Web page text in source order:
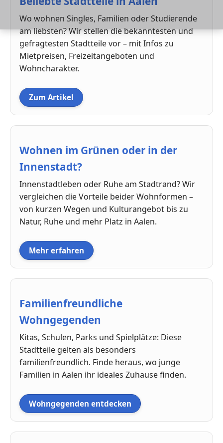
Wo wohnen Singles, Familien oder Studierende
am liebsten? Wir stellen die bekanntesten und
gefragtesten Stadtteile vor – mit Infos zu
Mietpreisen, Freizeitangeboten und
Wohncharakter.
Zum Artikel
Wohnen im Grünen oder in der
Innenstadt?
Innenstadtleben oder Ruhe am Stadtrand? Wir
vergleichen die Vorteile beider Wohnformen –
von kurzen Wegen und Kulturangebot bis zu
Natur, Ruhe und mehr Platz in Aalen.
Mehr erfahren
Familienfreundliche
Wohngegenden
Kitas, Schulen, Parks und Spielplätze: Diese
Stadtteile gelten als besonders
familienfreundlich. Finde heraus, wo junge
Familien in Aalen ihr ideales Zuhause finden.
Wohngegenden entdecken